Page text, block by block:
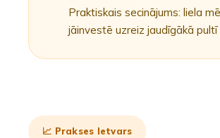
Praktiskais secinājums: liela
jāinvestē uzreiz jaudīgākā
📈 Prakses Ietvars